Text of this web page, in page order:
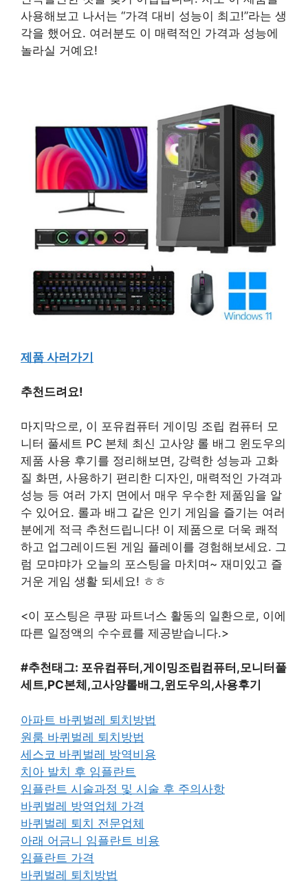
사용해보고 나서는 “가격 대비 성능이 최고!”라는 생
각을 했어요. 여러분도 이 매력적인 가격과 성능에
놀라실 거예요!
제품 사러가기
추천드려요!
마지막으로, 이 포유컴퓨터 게이밍 조립 컴퓨터 모
니터 풀세트 PC 본체 최신 고사양 롤 배그 윈도우의
제품 사용 후기를 정리해보면, 강력한 성능과 고화
질 화면, 사용하기 편리한 디자인, 매력적인 가격과
성능 등 여러 가지 면에서 매우 우수한 제품임을 알
수 있어요. 롤과 배그 같은 인기 게임을 즐기는 여러
분에게 적극 추천드립니다! 이 제품으로 더욱 쾌적
하고 업그레이드된 게임 플레이를 경험해보세요. 그
럼 모먀먀가 오늘의 포스팅을 마치며~ 재미있고 즐
거운 게임 생활 되세요! ㅎㅎ
<이 포스팅은 쿠팡 파트너스 활동의 일환으로, 이에
따른 일정액의 수수료를 제공받습니다.>
#추천태그: 포유컴퓨터,게이밍조립컴퓨터,모니터풀
세트,PC본체,고사양롤배그,윈도우의,사용후기
아파트 바퀴벌레 퇴치방법
원룸 바퀴벌레 퇴치방법
세스코 바퀴벌레 방역비용
치아 발치 후 임플란트
임플란트 시술과정 및 시술 후 주의사항
바퀴벌레 방역업체 가격
바퀴벌레 퇴치 전문업체
아래 어금니 임플란트 비용
임플란트 가격
바퀴벌레 퇴치방법